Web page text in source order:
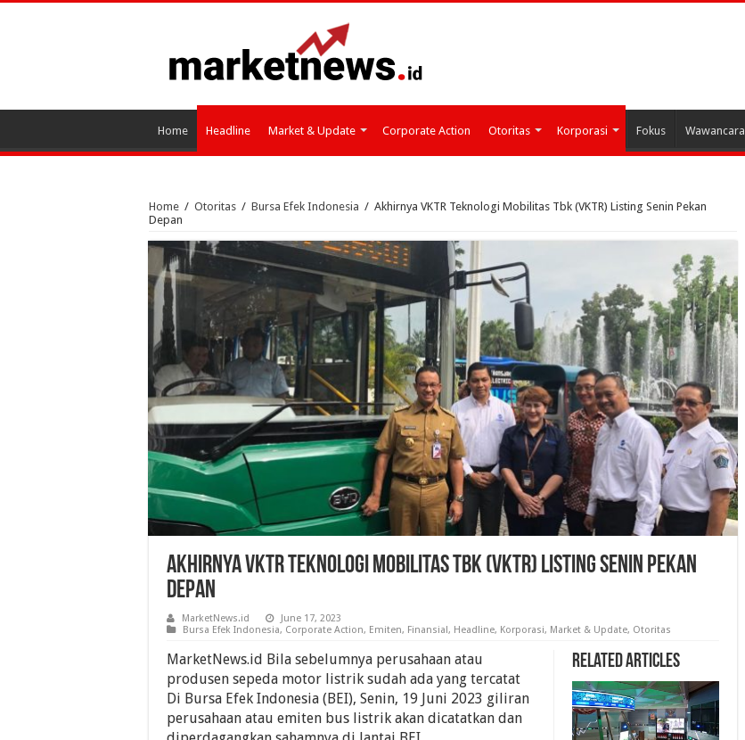
Home Headline Market & Update Corporate Action Otoritas Korporasi Fokus Wawancara
Home / Otoritas / Bursa Efek Indonesia / Akhirnya VKTR Teknologi Mobilitas Tbk (VKTR) Listing Senin Pekan
Depan
Akhirnya VKTR Teknologi Mobilitas Tbk (VKTR) Listing Senin Pekan
Depan
MarketNews.id
June 17, 2023
Bursa Efek Indonesia, Corporate Action, Emiten, Finansial, Headline, Korporasi, Market & Update, Otoritas
Related Articles
MarketNews.id Bila sebelumnya perusahaan atau
produsen sepeda motor listrik sudah ada yang tercatat
Di Bursa Efek Indonesia (BEI), Senin, 19 Juni 2023 giliran
perusahaan atau emiten bus listrik akan dicatatkan dan